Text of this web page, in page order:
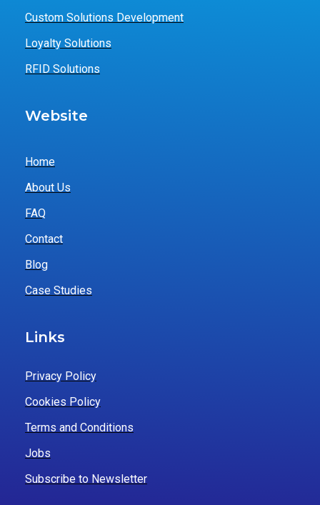
Custom Solutions Development
Loyalty Solutions
RFID Solutions
Website
Home
About Us
FAQ
Contact
Blog
Case Studies
Links
Privacy Policy
Cookies Policy
Terms and Conditions
Jobs
Subscribe to Newsletter